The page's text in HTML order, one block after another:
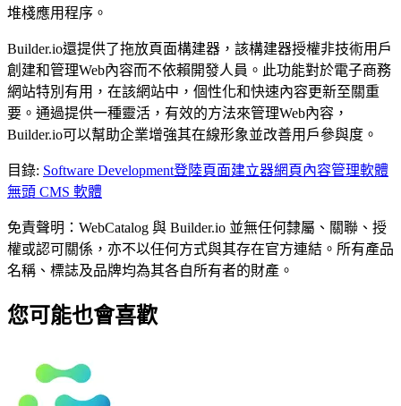
堆棧應用程序。
Builder.io還提供了拖放頁面構建器，該構建器授權非技術用戶
創建和管理Web內容而不依賴開發人員。此功能對於電子商務
網站特別有用，在該網站中，個性化和快速內容更新至關重
要。通過提供一種靈活，有效的方法來管理Web內容，
Builder.io可以幫助企業增強其在線形象並改善用戶參與度。
目錄: Software Development登陸頁面建立器網頁內容管理軟體
無頭 CMS 軟體
免責聲明：WebCatalog 與 Builder.io 並無任何隸屬、關聯、授
權或認可關係，亦不以任何方式與其存在官方連結。所有產品
名稱、標誌及品牌均為其各自所有者的財產。
您可能也會喜歡